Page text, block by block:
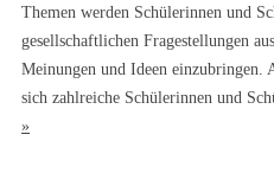
Themen werden Schülerinnen und
gesellschaftlichen Fragestellungen
Meinungen und Ideen einzubringen.
sich zahlreiche Schülerinnen und
»